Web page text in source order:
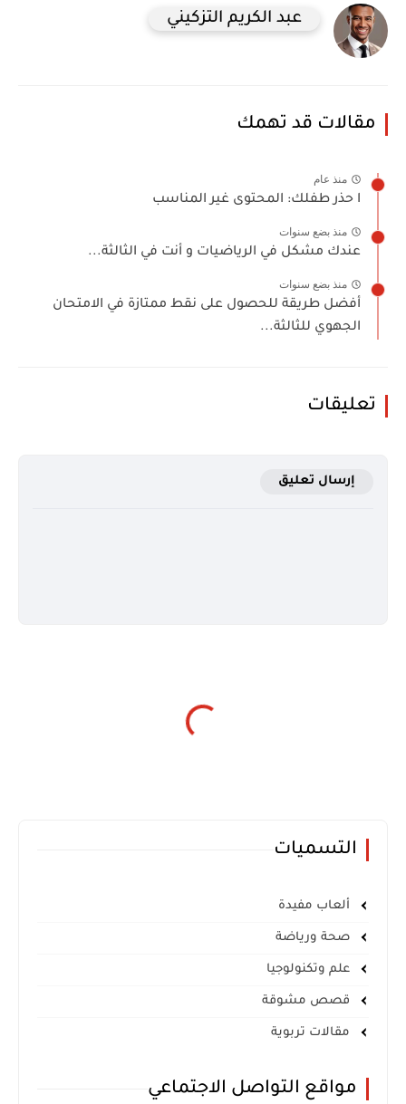
عبد الكريم التزكيني
مقالات قد تهمك
منذ عام
ا حذر طفلك: المحتوى غير المناسب
منذ بضع سنوات
عندك مشكل في الرياضيات و أنت في الثالثة...
منذ بضع سنوات
أفضل طريقة للحصول على نقط ممتازة في الامتحان
الجهوي للثالثة...
تعليقات
إرسال تعليق
التسميات
ألعاب مفيدة
صحة ورياضة
علم وتكنولوجيا
قصص مشوقة
مقالات تربوية
مواقع التواصل الاجتماعي